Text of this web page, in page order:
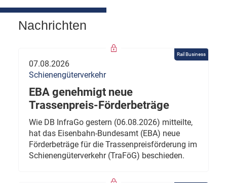
Nachrichten
Rail Business
07.08.2026
Schienengüterverkehr
EBA genehmigt neue
Trassenpreis-Förderbeträge
Wie DB InfraGo gestern (06.08.2026) mitteilte,
hat das Eisenbahn-Bundesamt (EBA) neue
Förderbeträge für die Trassenpreisförderung im
Schienengüterverkehr (TraFöG) beschieden.